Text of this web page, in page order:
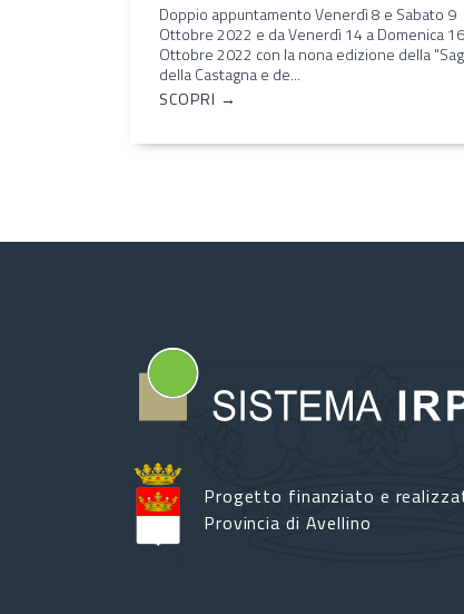
Doppio appuntamento Venerdì 8 e Sabato 9
Ottobre 2022 e da Venerdì 14 a Domenica 16
Ottobre 2022 con la nona edizione della
della Castagna e de...
SCOPRI →
Progetto finanziato e
Provincia di Avellino